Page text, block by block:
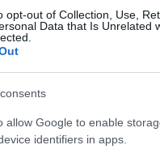
opt-out of Collection, Use,
Data that Is Unrelated
allow Google to enable
identifiers in apps.
un segmento
sono
in espansione,
anche dalla sua
sia stata il
di dollari nel
anche il passato